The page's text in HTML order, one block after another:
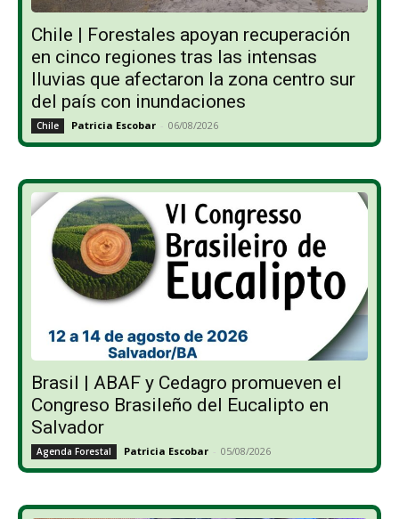
Chile | Forestales apoyan recuperación
en cinco regiones tras las intensas
lluvias que afectaron la zona centro sur
del país con inundaciones
Chile Patricia Escobar - 06/08/2026
Brasil | ABAF y Cedagro promueven el
Congreso Brasileño del Eucalipto en
Salvador
Agenda Forestal Patricia Escobar - 05/08/2026